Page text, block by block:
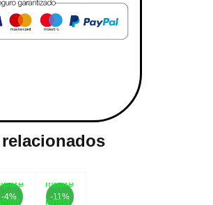
-4% -11%
Compare
Wishlist